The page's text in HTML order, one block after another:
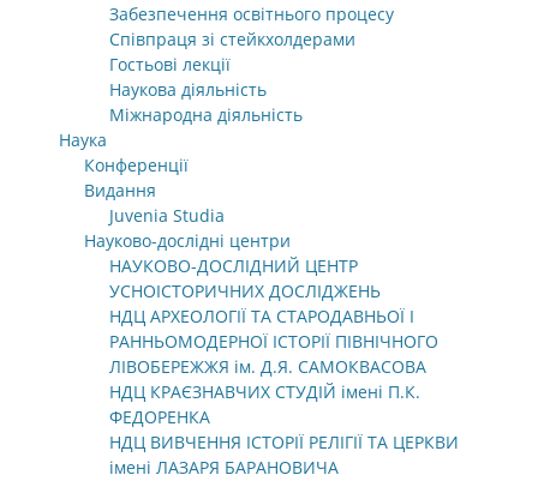
Забезпечення освітнього процесу
Співпраця зі стейкхолдерами
Гостьові лекції
Наукова діяльність
Міжнародна діяльність
Наука
Конференції
Видання
Juvenia Studia
Науково-дослідні центри
НАУКОВО-ДОСЛІДНИЙ ЦЕНТР
УСНОІСТОРИЧНИХ ДОСЛІДЖЕНЬ
НДЦ АРХЕОЛОГІЇ ТА СТАРОДАВНЬОЇ І
РАННЬОМОДЕРНОЇ ІСТОРІЇ ПІВНІЧНОГО
ЛІВОБЕРЕЖЖЯ ім. Д.Я. САМОКВАСОВА
НДЦ КРАЄЗНАВЧИХ СТУДІЙ імені П.К.
ФЕДОРЕНКА
НДЦ ВИВЧЕННЯ ІСТОРІЇ РЕЛІГІЇ ТА ЦЕРКВИ
імені ЛАЗАРЯ БАРАНОВИЧА